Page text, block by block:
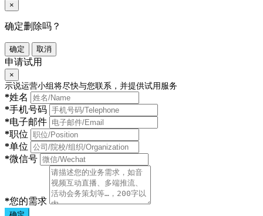
×
确定删除吗？
确定 取消
申请试用
×
示说运营小组将尽快与您联系，并提供试用服务
*姓名
*手机号码
*电子邮件
*职位
*单位
*微信号
*您的需求